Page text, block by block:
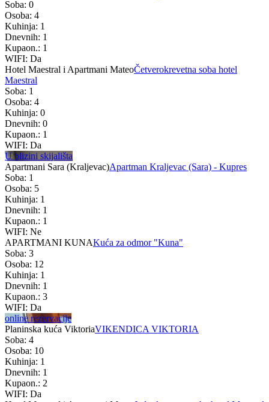
Soba: 0
Osoba: 4
Kuhinja: 1
Dnevnih: 1
Kupaon.: 1
WIFI: Da
Hotel Maestral i Apartmani MateoČetverokrevetna soba hotel
Maestral
Soba: 1
Osoba: 4
Kuhinja: 0
Dnevnih: 0
Kupaon.: 1
WIFI: Da
U blizini skijališta
Apartmani Sara (Kraljevac)Apartman Kraljevac (Sara) - Kupres
Soba: 1
Osoba: 5
Kuhinja: 1
Dnevnih: 1
Kupaon.: 1
WIFI: Ne
APARTMANI KUNAKuća za odmor "Kuna"
Soba: 3
Osoba: 12
Kuhinja: 1
Dnevnih: 1
Kupaon.: 3
WIFI: Da
online rezervacije
Planinska kuća ViktoriaVIKENDICA VIKTORIA
Soba: 4
Osoba: 10
Kuhinja: 1
Dnevnih: 1
Kupaon.: 2
WIFI: Da